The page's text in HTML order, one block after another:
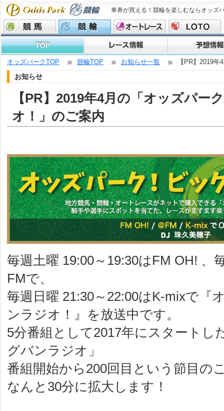
車券が買える！競輪を楽しむならオッズ
オッズパークTOP 競輪TOP お知らせ一覧 【PR】2019
お知らせ
【PR】2019年4月の「オッズパー
オ！」のご案内
毎週土曜 19:00～19:30はFM OH! 、
FMで、
毎週日曜 21:30～22:00はK-mixで『
ンラジオ！』を放送中です。
5分番組として2017年にスタートし
グバンラジオ」
番組開始から200回目という節目の
なんと30分に拡大します！